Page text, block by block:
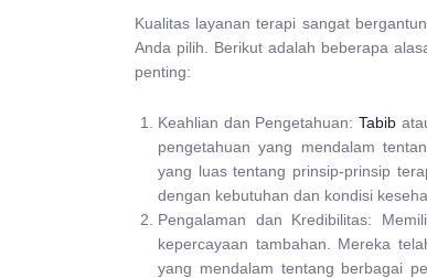
Kualitas layanan terapi sangat
Anda pilih. Berikut adalah beberapa
penting:
Keahlian dan Pengetahuan:Tabib
pengetahuan yang mendalam
yang luas tentang prinsip-prinsip
dengan kebutuhan dan kondisi
Pengalaman dan Kredibilitas:
kepercayaan tambahan. Mereka
yang mendalam tentang berbagai